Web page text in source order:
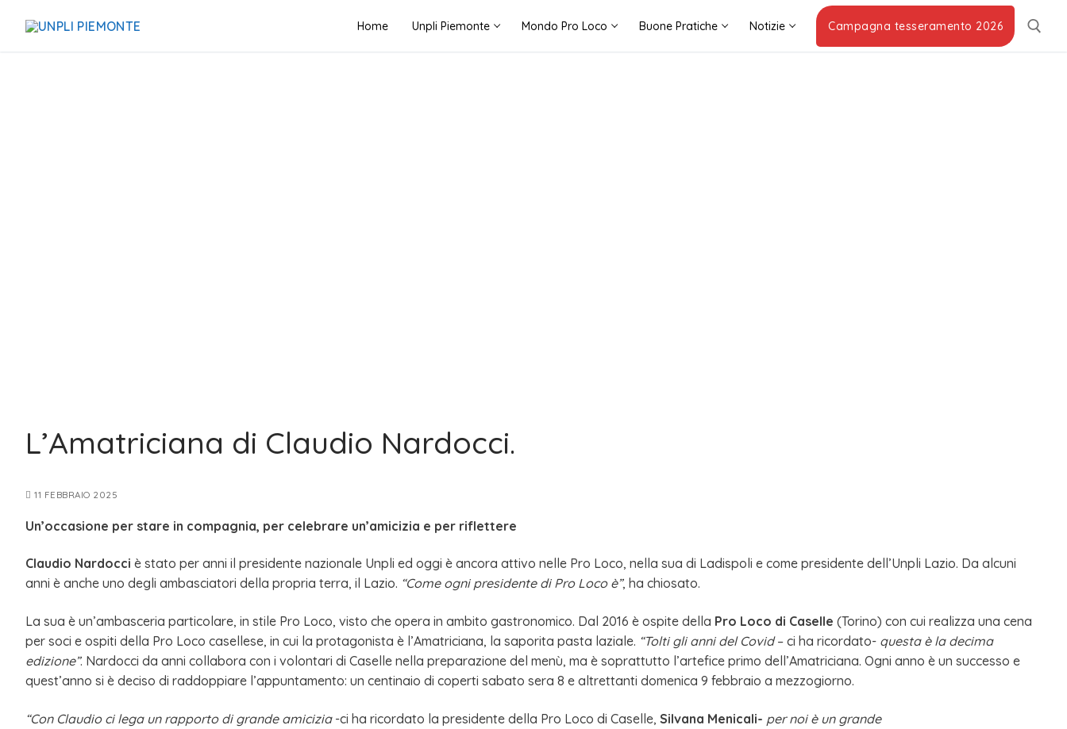
Home Unpli Piemonte Mondo Pro Loco Buone Pratiche Notizie Campagna tesseramento 2026
L’Amatriciana di Claudio Nardocci.
11 FEBBRAIO 2025
Un’occasione per stare in compagnia, per celebrare un’amicizia e per riflettere
Claudio Nardocci è stato per anni il presidente nazionale Unpli ed oggi è ancora attivo nelle Pro Loco, nella sua di Ladispoli e come presidente dell’Unpli Lazio. Da alcuni
anni è anche uno degli ambasciatori della propria terra, il Lazio. “Come ogni presidente di Pro Loco è”, ha chiosato.
La sua è un’ambasceria particolare, in stile Pro Loco, visto che opera in ambito gastronomico. Dal 2016 è ospite della Pro Loco di Caselle (Torino) con cui realizza una cena
per soci e ospiti della Pro Loco casellese, in cui la protagonista è l’Amatriciana, la saporita pasta laziale. “Tolti gli anni del Covid– ci ha ricordato- questa è la decima
edizione”. Nardocci da anni collabora con i volontari di Caselle nella preparazione del menù, ma è soprattutto l’artefice primo dell’Amatriciana. Ogni anno è un successo e
quest’anno si è deciso di raddoppiare l’appuntamento: un centinaio di coperti sabato sera 8 e altrettanti domenica 9 febbraio a mezzogiorno.
“Con Claudio ci lega un rapporto di grande amicizia-ci ha ricordato la presidente della Pro Loco di Caselle, Silvana Menicali- per noi è un grande